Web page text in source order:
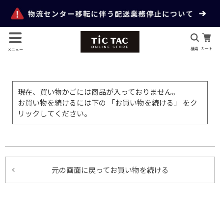
メニュー 検索 カート
現在、買い物かごには商品が入っておりません。
お買い物を続けるには下の 「お買い物を続ける」 をク
リックしてください。
元の画面に戻ってお買い物を続ける